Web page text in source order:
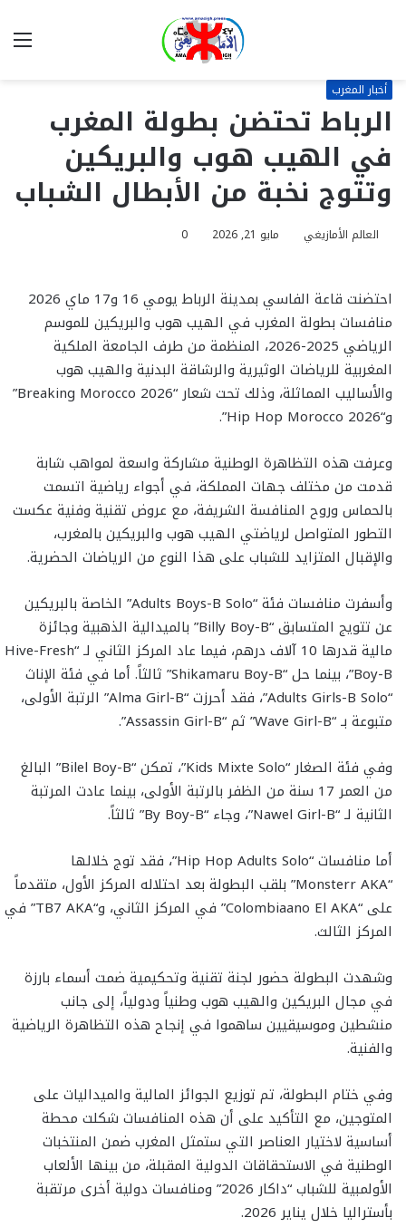
أخبار المغرب
الرباط تحتضن بطولة المغرب
في الهيب هوب والبريكين
وتتوج نخبة من الأبطال الشباب
العالم الأمازيغي مايو 21, 2026 0
احتضنت قاعة الفاسي بمدينة الرباط يومي 16 و17 ماي 2026
منافسات بطولة المغرب في الهيب هوب والبريكين للموسم
الرياضي 2025-2026، المنظمة من طرف الجامعة الملكية
المغربية للرياضات الوثيرية والرشاقة البدنية والهيب هوب
والأساليب المماثلة، وذلك تحت شعار “Breaking Morocco 2026”
و“Hip Hop Morocco 2026”.
وعرفت هذه التظاهرة الوطنية مشاركة واسعة لمواهب شابة
قدمت من مختلف جهات المملكة، في أجواء رياضية اتسمت
بالحماس وروح المنافسة الشريفة، مع عروض تقنية وفنية عكست
التطور المتواصل لرياضتي الهيب هوب والبريكين بالمغرب،
والإقبال المتزايد للشباب على هذا النوع من الرياضات الحضرية.
وأسفرت منافسات فئة “Adults Boys-B Solo” الخاصة بالبريكين
عن تتويج المتسابق “Billy Boy-B” بالميدالية الذهبية وجائزة
مالية قدرها 10 آلاف درهم، فيما عاد المركز الثاني لـ “Hive-Fresh
Boy-B”، بينما حل “Shikamaru Boy-B” ثالثاً. أما في فئة الإناث
“Adults Girls-B Solo”، فقد أحرزت “Alma Girl-B” الرتبة الأولى،
متبوعة بـ “Wave Girl-B” ثم “Assassin Girl-B”.
وفي فئة الصغار “Kids Mixte Solo”، تمكن “Bilel Boy-B” البالغ
من العمر 17 سنة من الظفر بالرتبة الأولى، بينما عادت المرتبة
الثانية لـ “Nawel Girl-B”، وجاء “By Boy-B” ثالثاً.
أما منافسات “Hip Hop Adults Solo”، فقد توج خلالها
“Monsterr AKA” بلقب البطولة بعد احتلاله المركز الأول، متقدماً
على “Colombiaano El AKA” في المركز الثاني، و“TB7 AKA” في
المركز الثالث.
وشهدت البطولة حضور لجنة تقنية وتحكيمية ضمت أسماء بارزة
في مجال البريكين والهيب هوب وطنياً ودولياً، إلى جانب
منشطين وموسيقيين ساهموا في إنجاح هذه التظاهرة الرياضية
والفنية.
وفي ختام البطولة، تم توزيع الجوائز المالية والميداليات على
المتوجين، مع التأكيد على أن هذه المنافسات شكلت محطة
أساسية لاختيار العناصر التي ستمثل المغرب ضمن المنتخبات
الوطنية في الاستحقاقات الدولية المقبلة، من بينها الألعاب
الأولمبية للشباب “داكار 2026” ومنافسات دولية أخرى مرتقبة
بأستراليا خلال يناير 2026.